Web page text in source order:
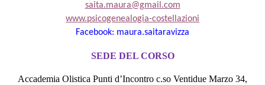
saita.maura@gmail.com
www.psicogenealogia-costellazioni
Facebook: maura.saitaravizza
SEDE DEL CORSO
Accademia Olistica Punti d’Incontro c.so Ventidue Marzo 34,